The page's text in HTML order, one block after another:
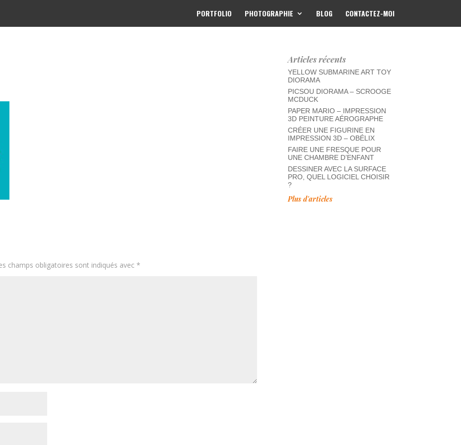
PORTFOLIO PHOTOGRAPHIE BLOG CONTACTEZ-MOI
champs obligatoires sont indiqués avec*
Articles récents
YELLOW SUBMARINE ART TOY
DIORAMA
PICSOU DIORAMA – SCROOGE
MCDUCK
PAPER MARIO – IMPRESSION
3D PEINTURE AÉROGRAPHE
CRÉER UNE FIGURINE EN
IMPRESSION 3D – OBÉLIX
FAIRE UNE FRESQUE POUR
UNE CHAMBRE D’ENFANT
DESSINER AVEC LA SURFACE
PRO, QUEL LOGICIEL CHOISIR
?
Plus d'articles